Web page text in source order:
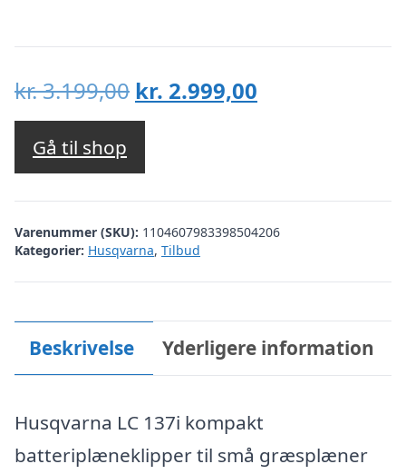
kr.3.199,00 Den
oprindelige
var:
kr. 3.199,00.
kr. 2.999,00
kr. 2.999,00.
Gå til shop
Varenummer (SKU): 1104607983398504206
Kategorier: Husqvarna, Tilbud
Beskrivelse Yderligere information
Husqvarna LC 137i kompakt
batteriplæneklipper til små græsplæner